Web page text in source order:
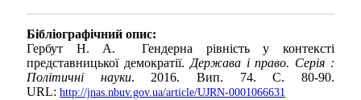
Бібліографічний опис:
Гербут Н. А. Гендерна рівність у контексті
представницької демократії.Держава і право. Серія :
Політичні науки. 2016. Вип. 74. С. 80-90.
URL: http://jnas.nbuv.gov.ua/article/UJRN-0001066631